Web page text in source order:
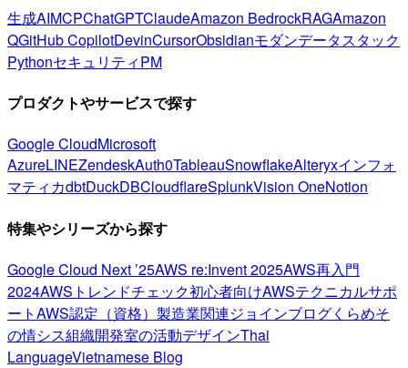
生成AIMCPChatGPTClaudeAmazon BedrockRAGAmazon
QGitHub CopilotDevinCursorObsidianモダンデータスタック
PythonセキュリティPM
プロダクトやサービスで探す
Google CloudMicrosoft
AzureLINEZendeskAuth0TableauSnowflakeAlteryxインフォ
マティカdbtDuckDBCloudflareSplunkVision OneNotion
特集やシリーズから探す
Google Cloud Next ’25AWS re:Invent 2025AWS再入門
2024AWSトレンドチェック初心者向けAWSテクニカルサポ
ートAWS認定（資格） 製造業関連ジョインブログくらめそ
の情シス組織開発室の活動デザインThai
LanguageVietnamese Blog